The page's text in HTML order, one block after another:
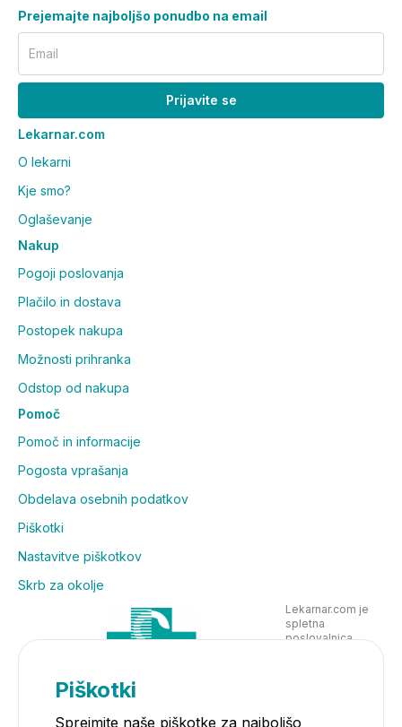
Prejemajte najboljšo ponudbo na email
Email
Prijavite se
Lekarnar.com
O lekarni
Kje smo?
Oglaševanje
Nakup
Pogoji poslovanja
Plačilo in dostava
Postopek nakupa
Možnosti prihranka
Odstop od nakupa
Pomoč
Pomoč in informacije
Pogosta vprašanja
Obdelava osebnih podatkov
Piškotki
Nastavitve piškotkov
Skrb za okolje
Lekarnar.com je
spletna
poslovalnica
Piškotki
Sprejmite naše piškotke za najboljšo